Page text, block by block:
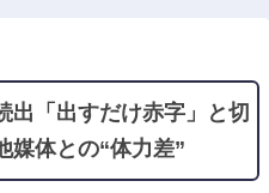
出「出すだけ赤字」と切
体との“体力差”